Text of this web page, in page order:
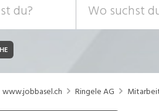
Biotechnologie
www.jobbasel.ch Ringele AG